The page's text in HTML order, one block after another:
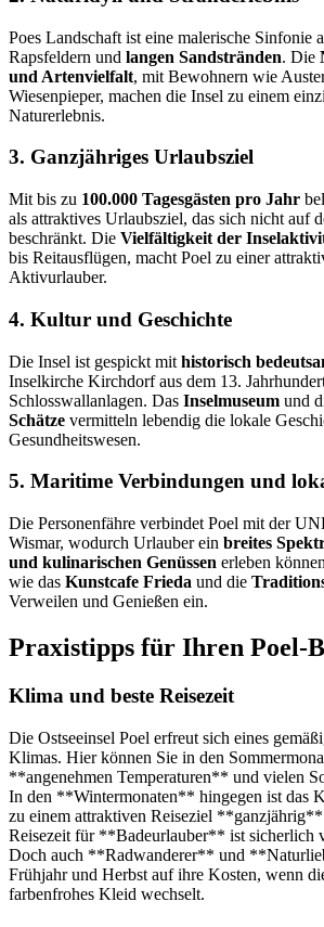
Poes Landschaft ist eine malerische Sinfonie
Rapsfeldern und langen Sandstränden. Die
und Artenvielfalt, mit Bewohnern wie
Wiesenpieper, machen die Insel zu einem
Naturerlebnis.
3. Ganzjähriges Urlaubsziel
Mit bis zu 100.000 Tagesgästen pro Jahr
als attraktives Urlaubsziel, das sich nicht auf
beschränkt. Die Vielfältigkeit der
bis Reitausflügen, macht Poel zu einer
Aktivurlauber.
4. Kultur und Geschichte
Die Insel ist gespickt mit historisch
Inselkirche Kirchdorf aus dem 13.
Schlosswallanlagen. Das Inselmuseum und
Schätze vermitteln lebendig die lokale
Gesundheitswesen.
5. Maritime Verbindungen und
Die Personenfähre verbindet Poel mit der
Wismar, wodurch Urlauber ein breites
und kulinarischen Genüssen erleben
wie das Kunstcafe Frieda und die
Verweilen und Genießen ein.
Praxistipps für Ihren Poel-
Klima und beste Reisezeit
Die Ostseeinsel Poel erfreut sich eines
Klimas. Hier können Sie in den
**angenehmen Temperaturen** und vielen
In den **Wintermonaten** hingegen ist das
zu einem attraktiven Reiseziel
Reisezeit für **Badeurlauber** ist sicherlich
Doch auch **Radwanderer** und
Frühjahr und Herbst auf ihre Kosten, wenn
farbenfrohes Kleid wechselt.